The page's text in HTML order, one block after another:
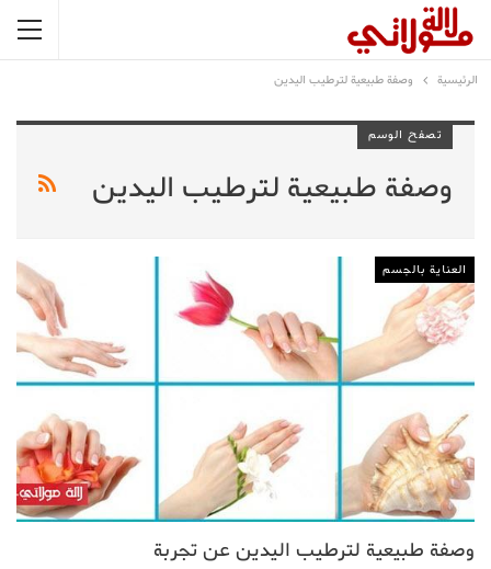
الرئيسية وصفة طبيعية لترطيب اليدين
تصفح الوسم
وصفة طبيعية لترطيب اليدين
العناية بالجسم
وصفة طبيعية لترطيب اليدين عن تجربة